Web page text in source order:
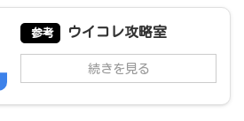
参考 ウイコレ攻略室
続きを見る